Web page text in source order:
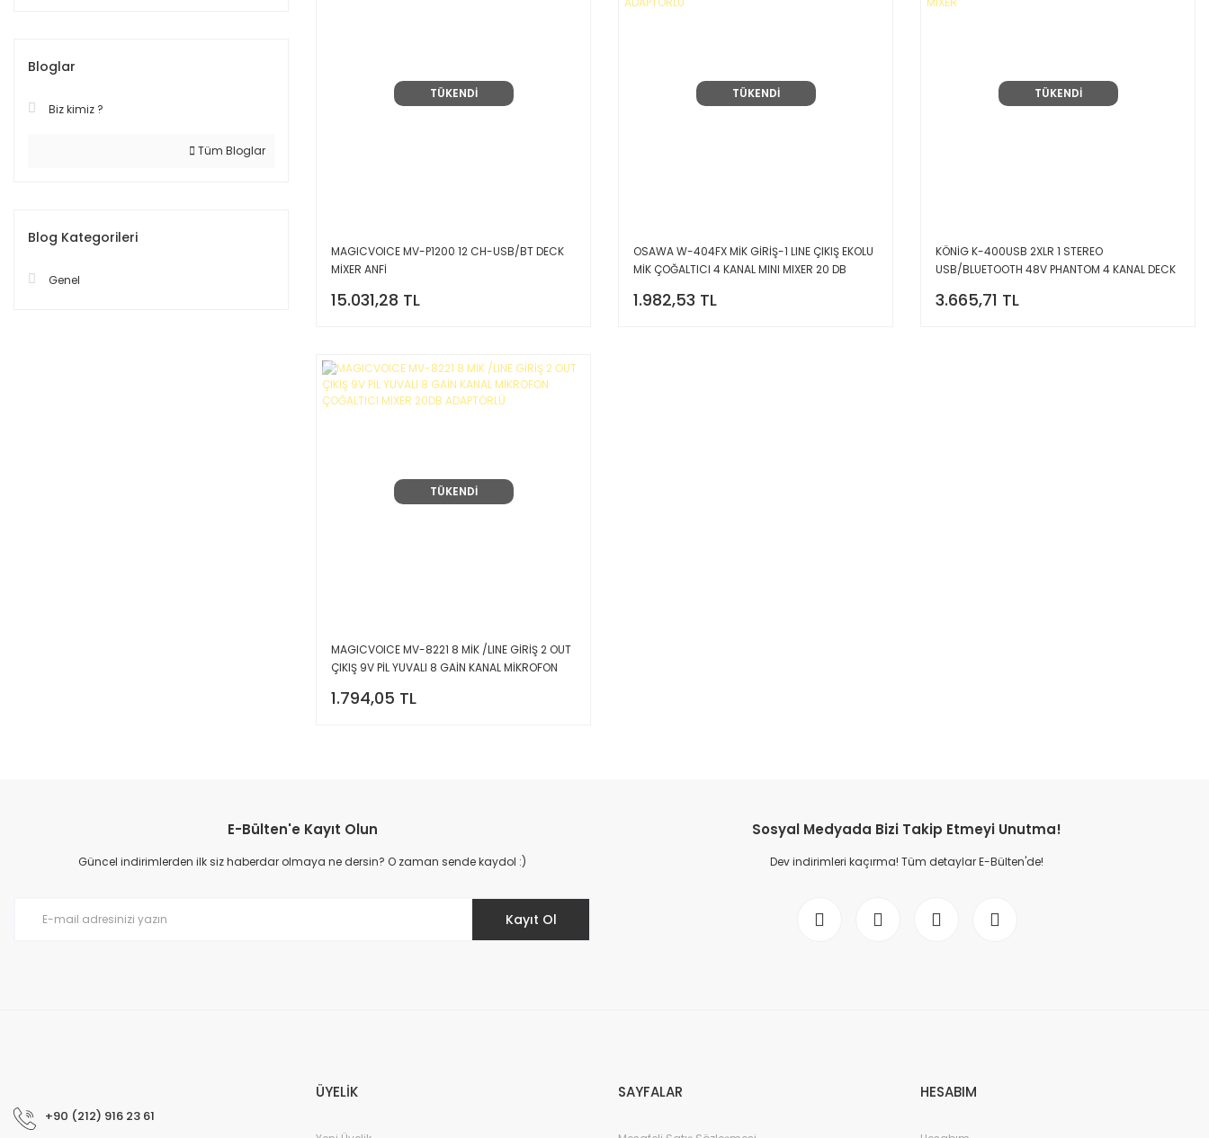
Bloglar
Biz kimiz ?
Tüm Bloglar
Blog Kategorileri
Genel
TÜKENDİ
MAGICVOICE MV-P1200 12 CH-USB/BT DECK
MİXER ANFİ
15.031,28 TL
TÜKENDİ
OSAWA W-404FX MİK GİRİŞ-1 LINE ÇIKIŞ EKOLU
MİK ÇOĞALTICI 4 KANAL MINI MIXER 20 DB
1.982,53 TL
TÜKENDİ
KÖNİG K-400USB 2XLR 1 STEREO
USB/BLUETOOTH 48V PHANTOM 4 KANAL DECK
3.665,71 TL
TÜKENDİ
MAGICVOICE MV-8221 8 MİK /LINE GİRİŞ 2 OUT
ÇIKIŞ 9V PİL YUVALI 8 GAİN KANAL MİKROFON
1.794,05 TL
E-Bülten'e Kayıt Olun
Güncel indirimlerden ilk siz haberdar olmaya ne dersin? O zaman sende kaydol :)
Kayıt Ol
Sosyal Medyada Bizi Takip Etmeyi Unutma!
Dev indirimleri kaçırma! Tüm detaylar E-Bülten'de!
+90 (212) 916 23 61
ÜYELİK SAYFALAR HESABIM